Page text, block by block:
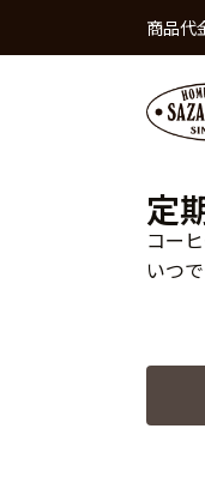
商品代
定
コー
いつ